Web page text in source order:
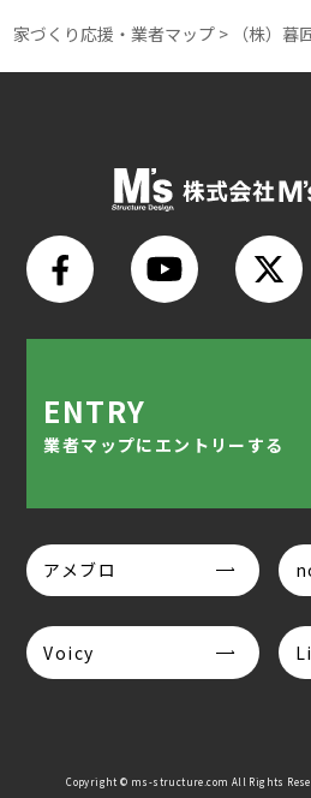
家づくり応援・業者マップ > （株）暮
ENTRY
業者マップにエントリーする
アメブロ
Voicy
Copyright © ms-structure.com All Rights